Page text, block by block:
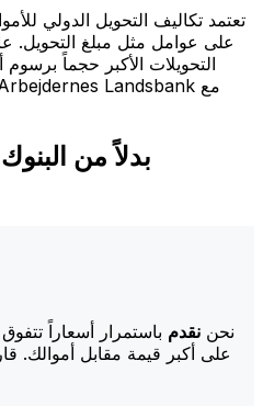
التحويلات الأكبر حجماً
نحن نقدم باستمرار أسعاراً
على أكبر قيمة مقابل أموالك.